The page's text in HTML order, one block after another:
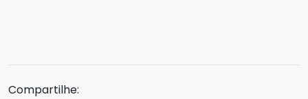
Compartilhe: